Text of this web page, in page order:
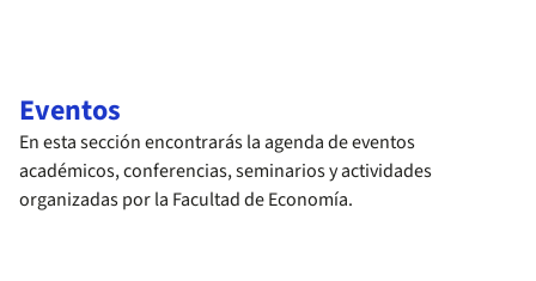
Eventos
En esta sección encontrarás la agenda de eventos
académicos, conferencias, seminarios y actividades
organizadas por la Facultad de Economía.